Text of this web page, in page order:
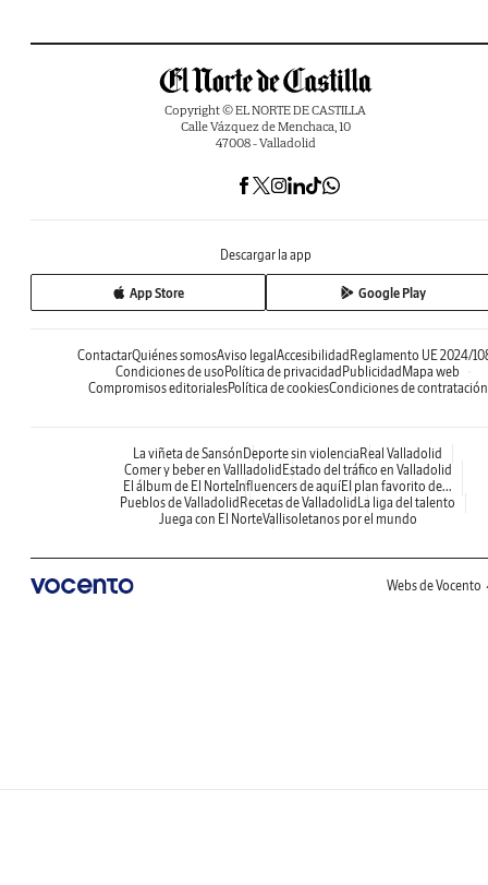
Copyright © EL NORTE DE CASTILLA
Calle Vázquez de Menchaca, 10
47008 - Valladolid
Descargar la app
App Store Google Play
ContactarQuiénes somosAviso legal Accesibilidad Reglamento UE 2024/
Condiciones de uso Política de privacidad Publicidad Mapa web
Compromisos editorialesPolítica de cookiesCondiciones de contratación
La viñeta de Sansón Deporte sin violencia Real Valladolid
Comer y beber en Vallladolid Estado del tráfico en Valladolid
El álbum de El NorteInfluencers de aquíEl plan favorito de...
Pueblos de Valladolid Recetas de Valladolid La liga del talento
Juega con El NorteVallisoletanos por el mundo
Webs de Vocento